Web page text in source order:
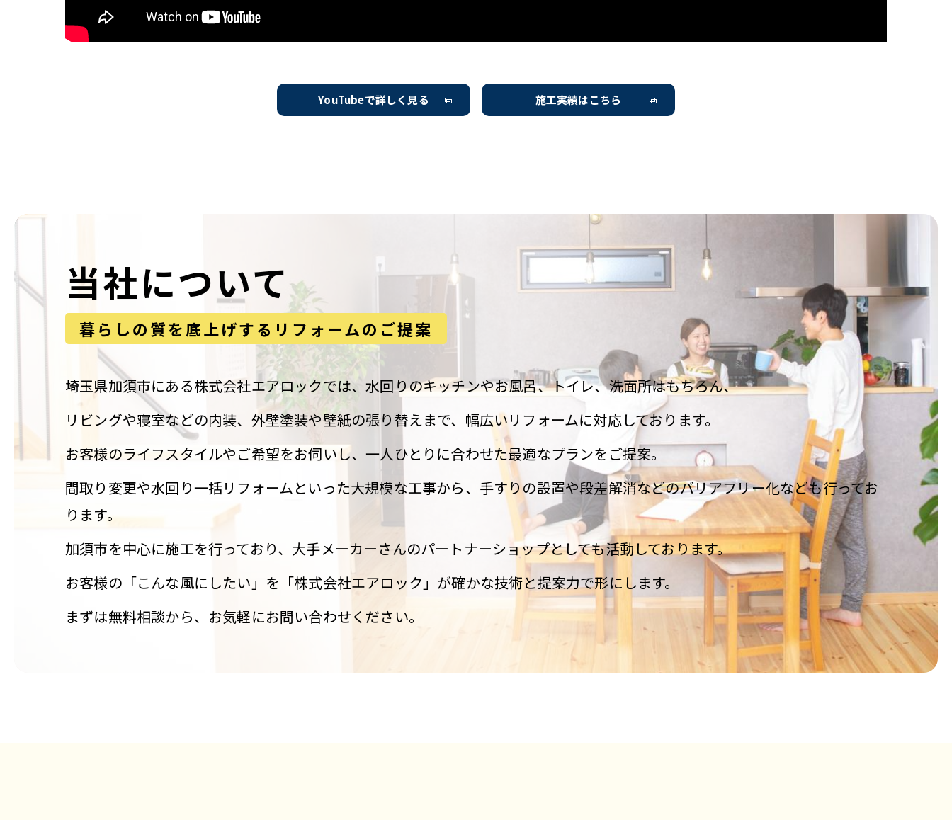
YouTubeで詳しく見る 施工実績はこちら
暮らしの質を底上げするリフォームのご提案
当社について
埼玉県加須市にある株式会社エアロックでは、水回りのキッチンやお風呂、トイレ、洗面所はもちろん、
リビングや寝室などの内装、外壁塗装や壁紙の張り替えまで、幅広いリフォームに対応しております。
お客様のライフスタイルやご希望をお伺いし、一人ひとりに合わせた最適なプランをご提案。
間取り変更や水回り一括リフォームといった大規模な工事から、手すりの設置や段差解消などのバリアフリー化なども行ってお
ります。
加須市を中心に施工を行っており、大手メーカーさんのパートナーショップとしても活動しております。
お客様の「こんな風にしたい」を「株式会社エアロック」が確かな技術と提案力で形にします。
まずは無料相談から、お気軽にお問い合わせください。